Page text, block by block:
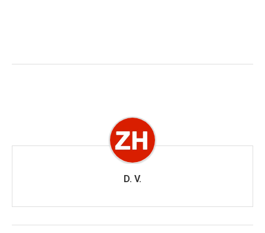
D. V.